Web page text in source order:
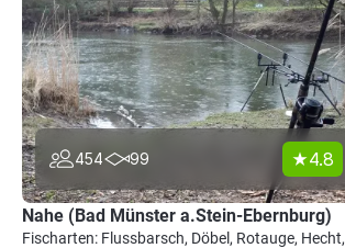
454 99 4.8
Nahe (Bad Münster a.Stein-Ebernburg)
Fischarten: Flussbarsch, Döbel, Rotauge, Hecht,